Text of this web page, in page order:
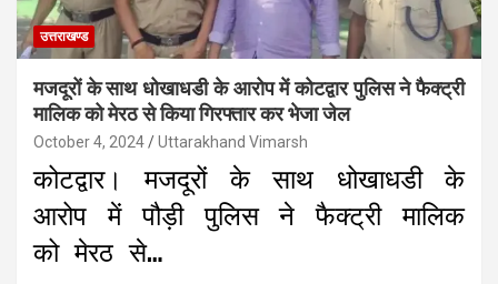
उत्तराखण्ड
मजदूरों के साथ धोखाधडी के आरोप में कोटद्वार पुलिस ने फैक्ट्री
मालिक को मेरठ से किया गिरफ्तार कर भेजा जेल
October 4, 2024 Uttarakhand Vimarsh
कोटद्वार। मजदूरों के साथ धोखाधडी के
आरोप में पौड़ी पुलिस ने फैक्ट्री मालिक
को मेरठ से…